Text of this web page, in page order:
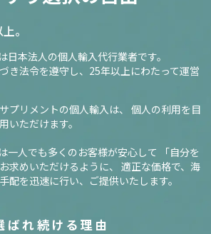
。
日本法人の個人輸入代行業者です。
き法令を遵守し、 25年以上にわたって運営
プリメントの個人輸入は、
個人の利用を目
いただけます。
一人でも多くのお客様が安心して
「自分を
求めいただけるように、
適正な価格で、海
配を迅速に行い、ご提供いたします。
ばれ続ける理由